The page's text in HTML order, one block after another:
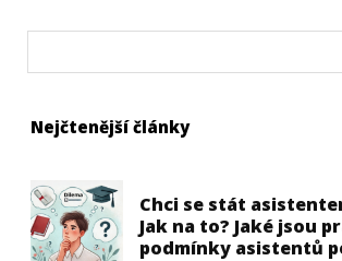
Nejčtenější články
Chci se stát
Jak na to? Jaké jsou
podmínky asistentů